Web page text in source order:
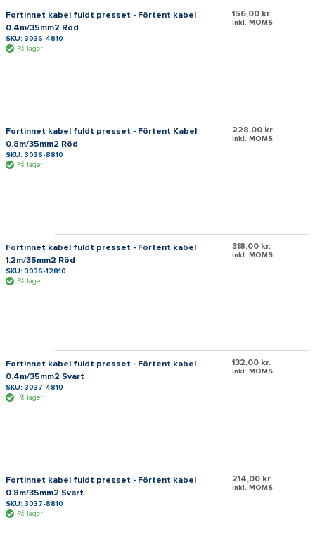
Fortinnet kabel fuldt presset - Förtent kabel
0.4m/35mm2 Röd
SKU: 3036-4810
På lager
156,00 kr.
inkl. MOMS
Fortinnet kabel fuldt presset - Förtent Kabel
0.8m/35mm2 Röd
SKU: 3036-8810
På lager
228,00 kr.
inkl. MOMS
Fortinnet kabel fuldt presset - Förtent kabel
1.2m/35mm2 Röd
SKU: 3036-12810
På lager
318,00 kr.
inkl. MOMS
Fortinnet kabel fuldt presset - Förtent kabel
0.4m/35mm2 Svart
SKU: 3037-4810
På lager
132,00 kr.
inkl. MOMS
Fortinnet kabel fuldt presset - Förtent kabel
0.8m/35mm2 Svart
SKU: 3037-8810
På lager
214,00 kr.
inkl. MOMS